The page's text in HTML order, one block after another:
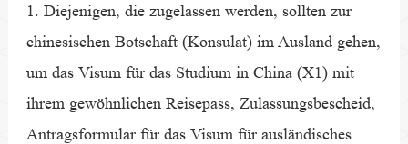
1. Diejenigen, die zugelassen werden, sollten zur
chinesischen Botschaft (Konsulat) im Ausland gehen,
um das Visum für das Studium in China (X1) mit
ihrem gewöhnlichen Reisepass, Zulassungsbescheid,
Antragsformular für das Visum für ausländisches